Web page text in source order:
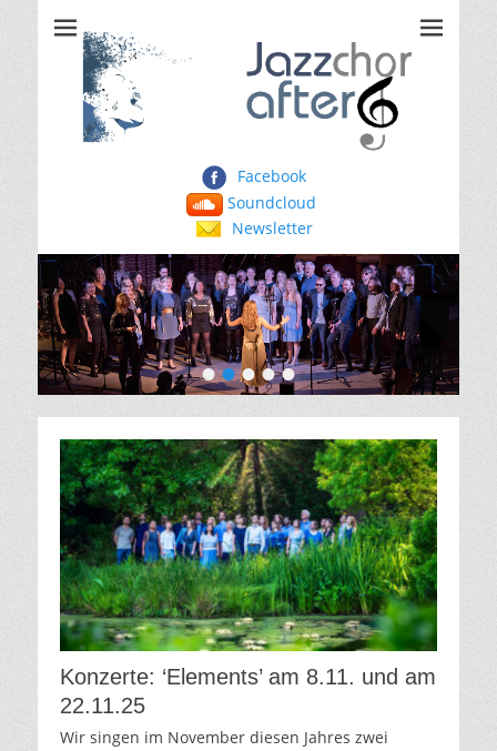
Jazzchor After Six
Facebook
Soundcloud
Newsletter
•••••
Konzerte: ‘Elements’ am 8.11. und am
22.11.25
Wir singen im November diesen Jahres zwei